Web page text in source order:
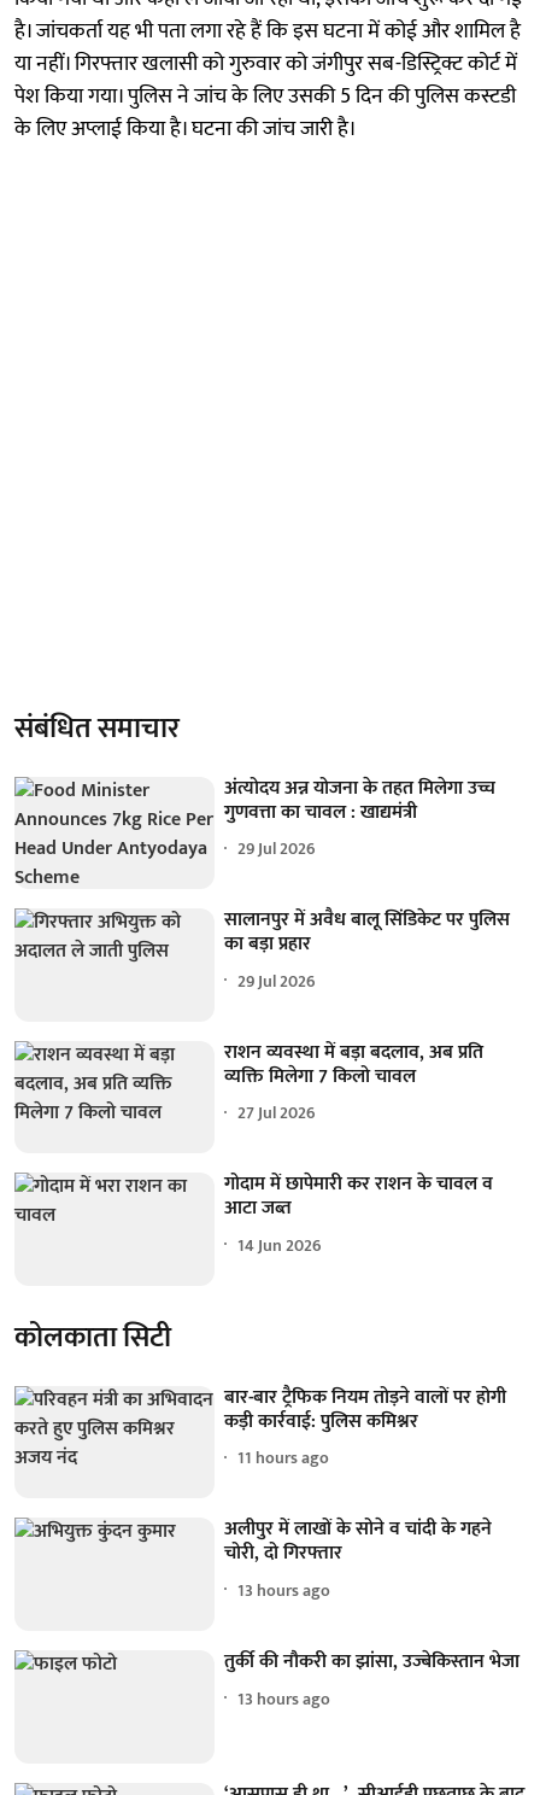
है। जांचकर्ता यह भी पता लगा रहे हैं कि इस घटना में कोई और शामिल है
या नहीं। गिरफ्तार खलासी को गुरुवार को जंगीपुर सब-डिस्ट्रिक्ट कोर्ट में
पेश किया गया। पुलिस ने जांच के लिए उसकी 5 दिन की पुलिस कस्टडी
के लिए अप्लाई किया है। घटना की जांच जारी है।
संबंधित समाचार
अंत्योदय अन्न योजना के तहत मिलेगा उच्च
गुणवत्ता का चावल : खाद्यमंत्री
29 Jul 2026
सालानपुर में अवैध बालू सिंडिकेट पर पुलिस
का बड़ा प्रहार
29 Jul 2026
राशन व्यवस्था में बड़ा बदलाव, अब प्रति
व्यक्ति मिलेगा 7 किलो चावल
27 Jul 2026
गोदाम में छापेमारी कर राशन के चावल व
आटा जब्त
14 Jun 2026
कोलकाता सिटी
बार-बार ट्रैफिक नियम तोड़ने वालों पर होगी
कड़ी कार्रवाई: पुलिस कमिश्नर
11 hours ago
अलीपुर में लाखों के सोने व चांदी के गहने
चोरी, दो गिरफ्तार
13 hours ago
तुर्की की नौकरी का झांसा, उज्बेकिस्तान भेजा
13 hours ago